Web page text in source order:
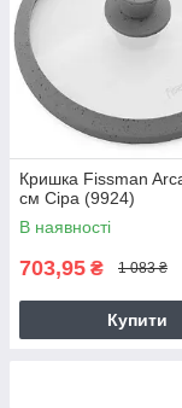
Кришка Fissman
см Сіра (9924)
В наявності
703,95 ₴ 1 083 ₴
Купити